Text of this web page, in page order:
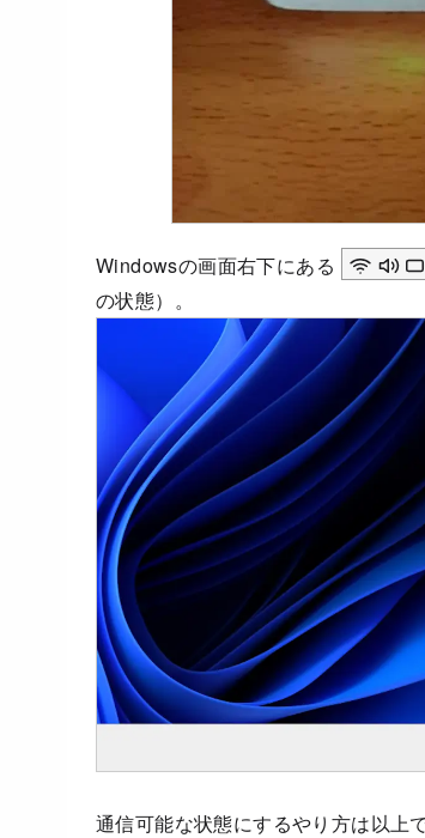
Windowsの画面右下にある
の状態）。
通信可能な状態にするやり方は以上で